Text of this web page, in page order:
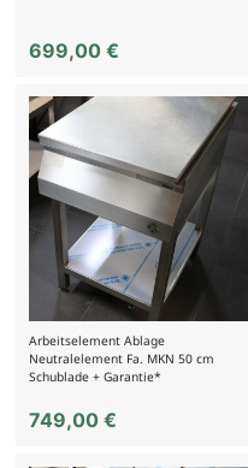
699,00 €
Arbeitselement Ablage
Neutralelement Fa. MKN 50 cm
Schublade + Garantie*
749,00 €